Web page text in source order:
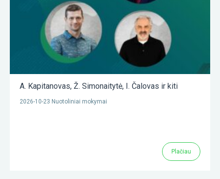
A. Kapitanovas, Ž. Simonaitytė, I. Čalovas ir kiti
2026-10-23 Nuotoliniai mokymai
Plačiau